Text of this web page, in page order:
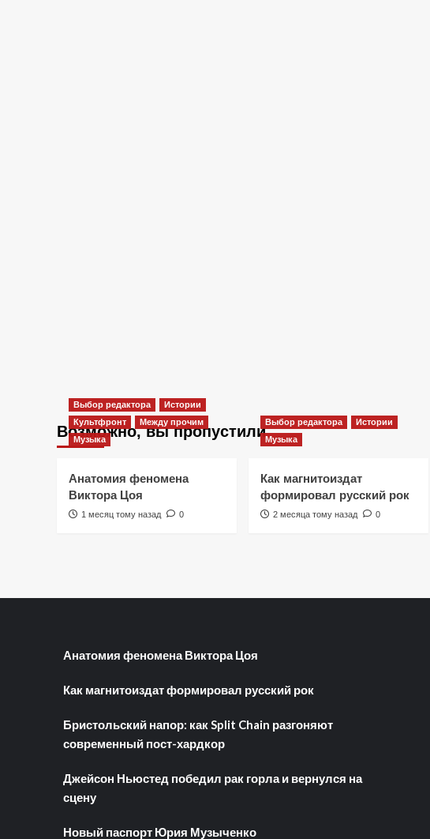
Возможно, вы пропустили
Выбор редактора
Истории
Культфронт
Между прочим
Музыка
Анатомия феномена
Виктора Цоя
1 месяц тому назад 0
Выбор редактора
Истории
Музыка
Как магнитоиздат
формировал русский рок
2 месяца тому назад 0
Анатомия феномена Виктора Цоя
Как магнитоиздат формировал русский рок
Бристольский напор: как Split Chain разгоняют
современный пост-хардкор
Джейсон Ньюстед победил рак горла и вернулся на
сцену
Новый паспорт Юрия Музыченко